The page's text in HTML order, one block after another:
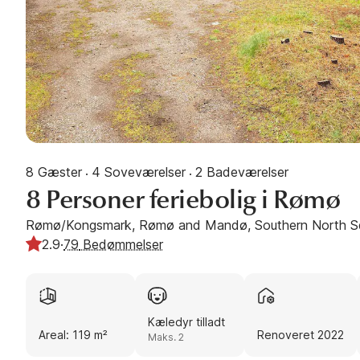
8 Gæster · 4 Soveværelser · 2 Badeværelser
8 Personer feriebolig i Rømø
Rømø/Kongsmark, Rømø and Mandø, Southern North
2.9·79 Bedømmelser
Areal: 119 m²
Kæledyr tilladt
Maks. 2 Renoveret 2022